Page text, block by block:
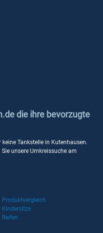
die ihre bevorzugte
Tankstelle in Kutenhausen.
unsere Umkreissuche am
Produktvergleich
Kindersitze
Reifen